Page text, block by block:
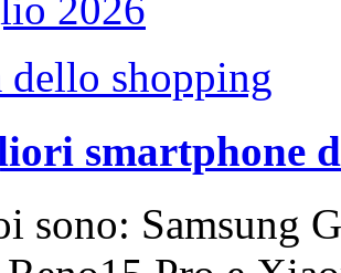
dello shopping
smartphone
sono: Samsung